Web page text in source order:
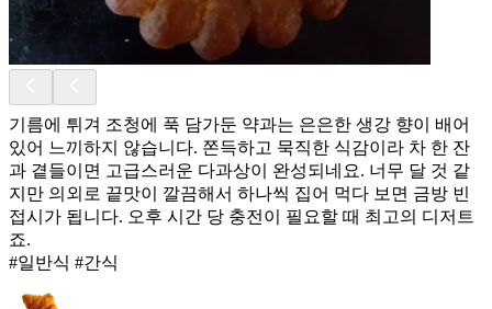
기름에 튀겨 조청에 푹 담가둔 약과는 은은한 생강 향이 배어
있어 느끼하지 않습니다. 쫀득하고 묵직한 식감이라 차 한 잔
과 곁들이면 고급스러운 다과상이 완성되네요. 너무 달 것 같
지만 의외로 끝맛이 깔끔해서 하나씩 집어 먹다 보면 금방 빈
접시가 됩니다. 오후 시간 당 충전이 필요할 때 최고의 디저트
죠.
#일반식 #간식